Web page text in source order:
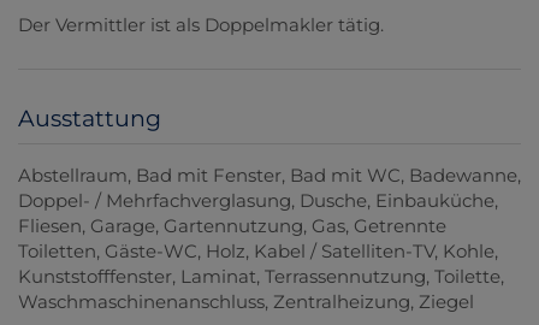
Der Vermittler ist als Doppelmakler tätig.
Ausstattung
Abstellraum Bad mit Fenster Bad mit WC Badewanne
Doppel- / Mehrfachverglasung Dusche Einbauküche
Fliesen Garage Gartennutzung Gas Getrennte
Toiletten Gäste-WC Holz Kabel / Satelliten-TV Kohle
Kunststofffenster Laminat Terrassennutzung Toilette
Waschmaschinenanschluss Zentralheizung Ziegel